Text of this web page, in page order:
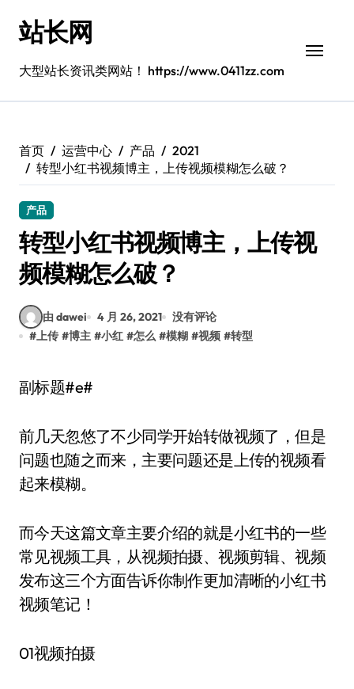
站长网
大型站长资讯类网站！ https://www.0411zz.com
首页 运营中心 产品
2021
转型小红书视频博主，上传视频模糊怎么破？
产品
转型小红书视频博主，上传视
频模糊怎么破？
由 dawei 4 月 26, 2021
没有评论
#上传 #博主 #小红 #怎么 #模糊 #视频 #转型
副标题#e#
前几天忽悠了不少同学开始转做视频了，但是
问题也随之而来，主要问题还是上传的视频看
起来模糊。
而今天这篇文章主要介绍的就是小红书的一些
常见视频工具，从视频拍摄、视频剪辑、视频
发布这三个方面告诉你制作更加清晰的小红书
视频笔记！
01视频拍摄